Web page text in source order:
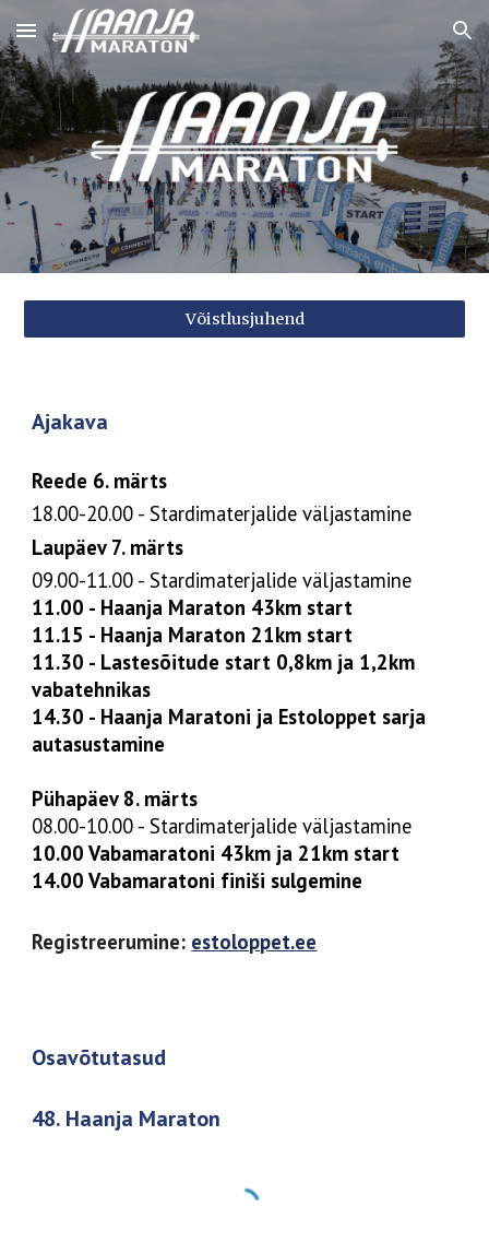
Skip to main content Skip to navigation
Võistlusjuhend
Ajakava
Reede 6. märts
18.00-20.00 - Stardimaterjalide väljastamine
Laupäev 7. märts
09.00-11.00 - Stardimaterjalide väljastamine
11.00 - Haanja Maraton 43km start
11.15 - Haanja Maraton 21km start
11.30 - Lastesõitude start 0,8km ja 1,2km
vabatehnikas
14.30 - Haanja Maratoni ja Estoloppet sarja
autasustamine
Pühapäev 8. märts
08.00-10.00 - Stardimaterjalide väljastamine
10.00 Vabamaratoni 43km ja 21km start
14.00 Vabamaratoni finiši sulgemine
Registreerumine: estoloppet.ee
Osavõtutasud
48. Haanja Maraton